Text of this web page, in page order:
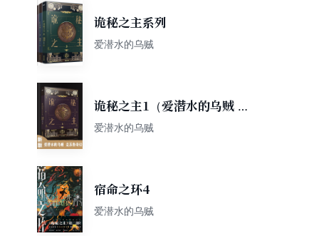
诡秘之主系列
爱潜水的乌贼
诡秘之主1（爱潜水的乌贼 超
人气 克苏鲁奇幻文学口碑力
爱潜水的乌贼
宿命之环4
爱潜水的乌贼